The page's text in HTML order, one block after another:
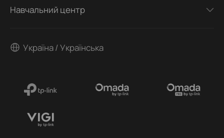
Навчальний центр
Україна / Українська